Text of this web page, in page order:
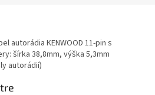
autorádia KENWOOD 11-pin s
šírka 38,8mm, výška 5,3mm
autorádií)